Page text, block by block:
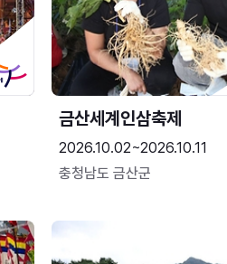
금산세계인삼축제
2026.10.02~2026.10.11
충청남도 금산군